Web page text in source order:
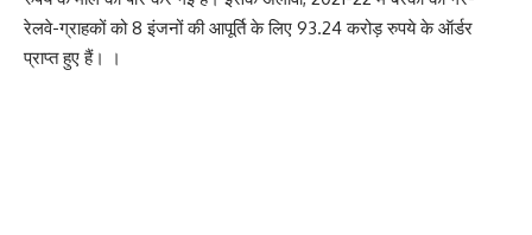
रेलवे-ग्राहकों को 8 इंजनों की आपूर्ति के लिए 93.24 करोड़ रुपये के ऑर्डर
प्राप्त हुए हैं। ।